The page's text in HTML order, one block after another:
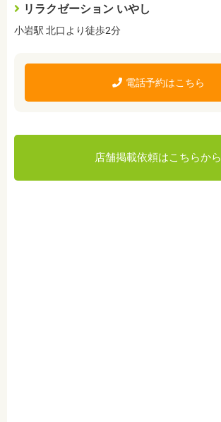
リラクゼーション いやし
小岩駅 北口より徒歩2分
電話予約はこちら
店舗掲載依頼はこちらから